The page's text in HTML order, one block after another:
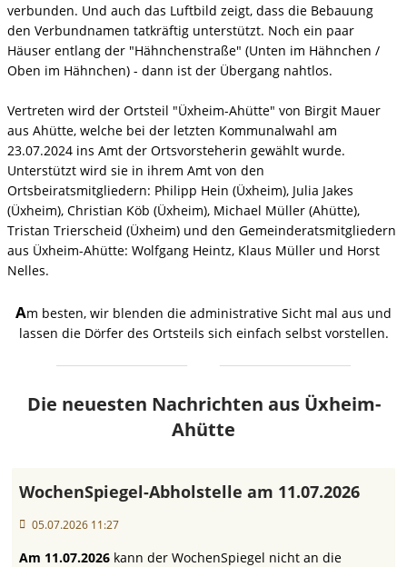
verbunden. Und auch das Luftbild zeigt, dass die Bebauung
den Verbundnamen tatkräftig unterstützt. Noch ein paar
Häuser entlang der "Hähnchenstraße" (Unten im Hähnchen /
Oben im Hähnchen) - dann ist der Übergang nahtlos.
Vertreten wird der Ortsteil "Üxheim-Ahütte" von Birgit Mauer
aus Ahütte, welche bei der letzten Kommunalwahl am
23.07.2024 ins Amt der Ortsvorsteherin gewählt wurde.
Unterstützt wird sie in ihrem Amt von den
Ortsbeiratsmitgliedern: Philipp Hein (Üxheim), Julia Jakes
(Üxheim), Christian Köb (Üxheim), Michael Müller (Ahütte),
Tristan Trierscheid (Üxheim) und den Gemeinderatsmitgliedern
aus Üxheim-Ahütte: Wolfgang Heintz, Klaus Müller und Horst
Nelles.
Am besten, wir blenden die administrative Sicht mal aus und
lassen die Dörfer des Ortsteils sich einfach selbst vorstellen.
Die neuesten Nachrichten aus Üxheim-
Ahütte
WochenSpiegel-Abholstelle am 11.07.2026
05.07.2026 11:27
Am 11.07.2026 kann der WochenSpiegel nicht an die